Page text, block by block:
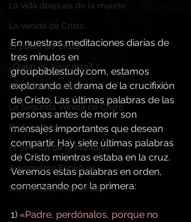
La vida después de la muerte
La venida de Cristo
El poder de Cristo
¿Quién es Jesucristo?
Devocional diario
La Segunda Venida de Cristo
Profecía bíblica
El Sermón de la Montaña
Avivamiento Espiritual
Las Parábolas de Jesús
En nuestras meditaciones diarias de
tres minutos en
groupbiblestudy.com, estamos
explorando el drama de la crucifixión
de Cristo. Las últimas palabras de las
personas antes de morir son
mensajes importantes que desean
compartir. Hay siete últimas palabras
de Cristo mientras estaba en la cruz.
Veremos estas palabras en orden,
comenzando por la primera:
1) «Padre, perdónalos, porque no